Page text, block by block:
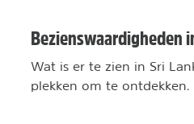
Bezienswaardigheden
Wat is er te zien in Sri
plekken om te ontdekken.